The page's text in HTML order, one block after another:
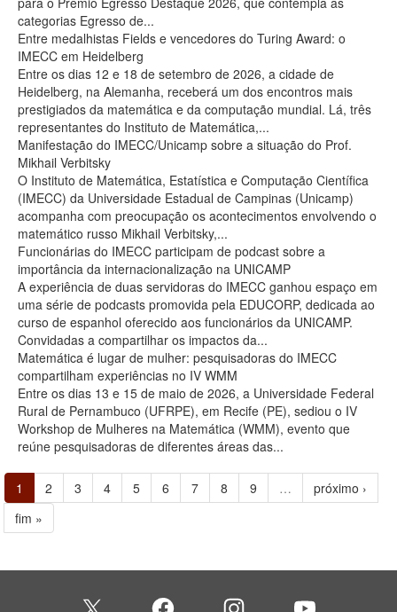
categorias Egresso de...
Entre medalhistas Fields e vencedores do Turing Award: o
IMECC em Heidelberg
Entre os dias 12 e 18 de setembro de 2026, a cidade de
Heidelberg, na Alemanha, receberá um dos encontros mais
prestigiados da matemática e da computação mundial. Lá, três
representantes do Instituto de Matemática,...
Manifestação do IMECC/Unicamp sobre a situação do Prof.
Mikhail Verbitsky
O Instituto de Matemática, Estatística e Computação Científica
(IMECC) da Universidade Estadual de Campinas (Unicamp)
acompanha com preocupação os acontecimentos envolvendo o
matemático russo Mikhail Verbitsky,...
Funcionárias do IMECC participam de podcast sobre a
importância da internacionalização na UNICAMP
A experiência de duas servidoras do IMECC ganhou espaço em
uma série de podcasts promovida pela EDUCORP, dedicada ao
curso de espanhol oferecido aos funcionários da UNICAMP.
Convidadas a compartilhar os impactos da...
Matemática é lugar de mulher: pesquisadoras do IMECC
compartilham experiências no IV WMM
Entre os dias 13 e 15 de maio de 2026, a Universidade Federal
Rural de Pernambuco (UFRPE), em Recife (PE), sediou o IV
Workshop de Mulheres na Matemática (WMM), evento que
reúne pesquisadoras de diferentes áreas das...
1 2 3 4 5 6 7 8 9 …
próximo ›
fim »